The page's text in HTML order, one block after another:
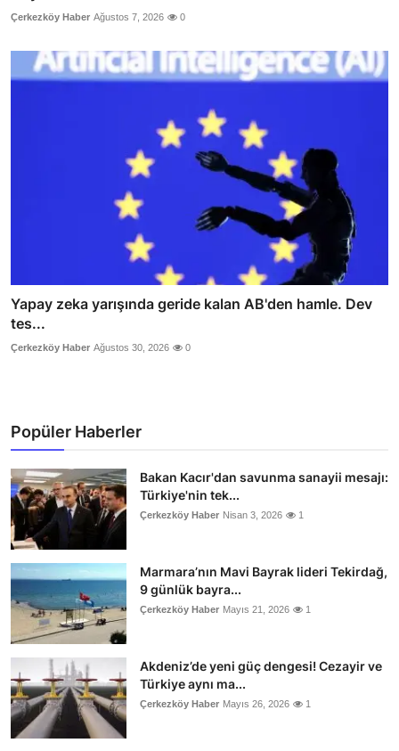
Çerkezköy Haber Ağustos 7, 2026 0
Yapay zeka yarışında geride kalan AB'den hamle. Dev
tes...
Çerkezköy Haber Ağustos 30, 2026 0
Popüler Haberler
Bakan Kacır'dan savunma sanayii mesajı:
Türkiye'nin tek...
Çerkezköy Haber Nisan 3, 2026 1
Marmara’nın Mavi Bayrak lideri Tekirdağ,
9 günlük bayra...
Çerkezköy Haber Mayıs 21, 2026 1
Akdeniz’de yeni güç dengesi! Cezayir ve
Türkiye aynı ma...
Çerkezköy Haber Mayıs 26, 2026 1